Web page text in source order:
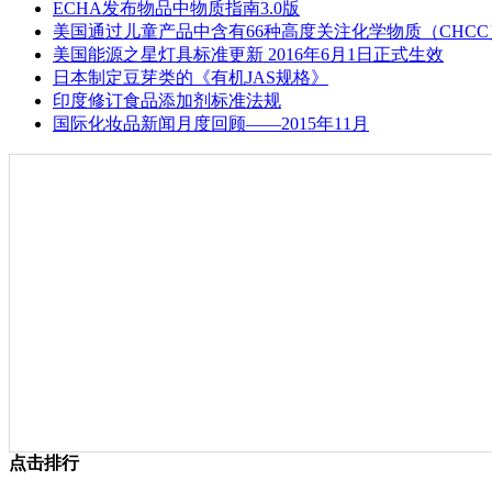
ECHA发布物品中物质指南3.0版
美国通过儿童产品中含有66种高度关注化学物质（
美国能源之星灯具标准更新 2016年6月1日正式生效
日本制定豆芽类的《有机JAS规格》
印度修订食品添加剂标准法规
国际化妆品新闻月度回顾——2015年11月
点击排行